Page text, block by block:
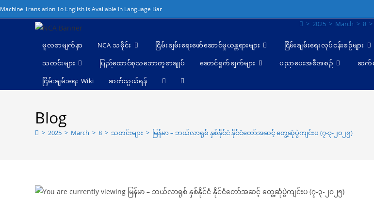
Machine Translation To English Is Available In Language Bar
> 2025 > March > 8 >
မူလစာမျက်နှာ NCA သမိုင်း ငြိမ်းချမ်းရေးဖော်‌ဆောင်မှုယန္တရားများ ငြိမ်းချမ်းရေးလုပ်ငန်းစဉ်များ
သတင်းများ ပြည်ထောင်စုသဘောတူစာချုပ် ဆောင်ရွက်ချက်များ ပညာပေးအစီအစဉ် ဆက်စ
ငြိမ်းချမ်းရေး Wiki ဆက်သွယ်ရန်
Blog
> 2025 > March > 8 > သတင်းများ > မြန်မာ – ဘယ်လာရုစ် နှစ်နိုင်ငံ နိုင်ငံတော်အဆင့် တွေ့ဆုံပွဲကျင်းပ (၇-၃-၂၀၂၅)